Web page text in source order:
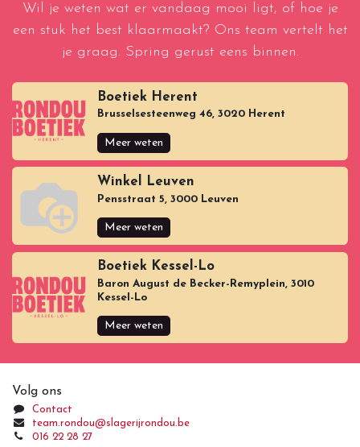
Wil je weten wat er vandaag mooi ligt, of hoe je
een stuk het best klaarmaakt? Ons team vertelt het
je graag. Spring gerust eens binnen.
Boetiek Herent
Brusselsesteenweg 46, 3020 Herent
Meer weten
Winkel Leuven
Pensstraat 5, 3000 Leuven
Meer weten
Boetiek Kessel-Lo
Baron August de Becker-Remyplein, 3010
Kessel-Lo
Meer weten
Volg ons
Contact
team.rondou@slagerijrondou.be
016 22 28 27